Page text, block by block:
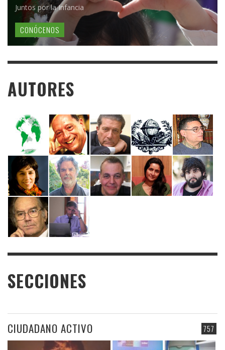
Juntos por la Infancia
CONÓCENOS
AUTORES
SECCIONES
757
CIUDADANO ACTIVO